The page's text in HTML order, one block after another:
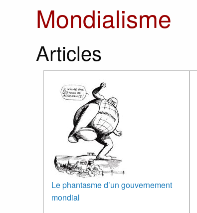
Mondialisme
Articles
Le phantasme d’un gouvernement
mondial